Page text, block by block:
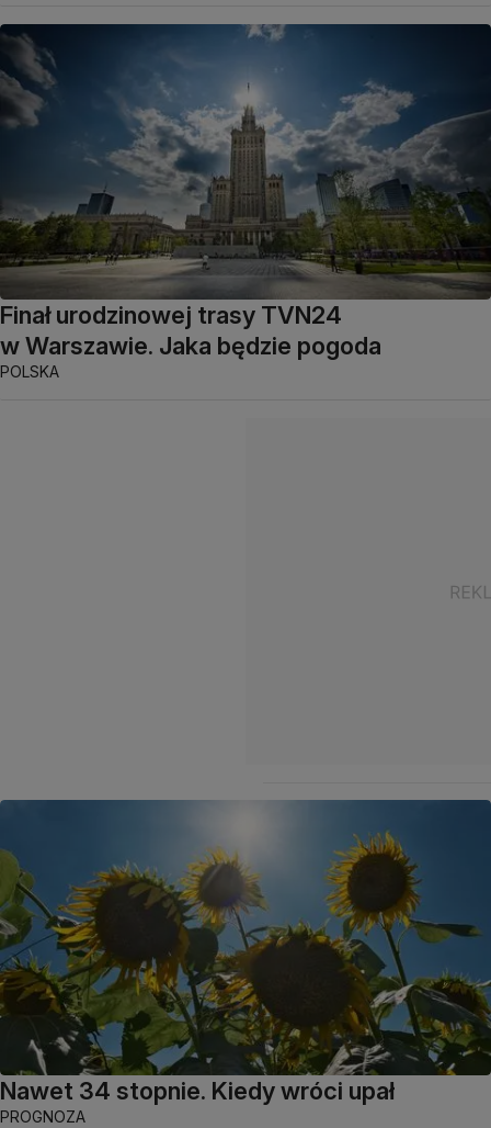
Finał urodzinowej trasy TVN24
w Warszawie. Jaka będzie pogoda
POLSKA
Nawet 34 stopnie. Kiedy wróci upał
PROGNOZA